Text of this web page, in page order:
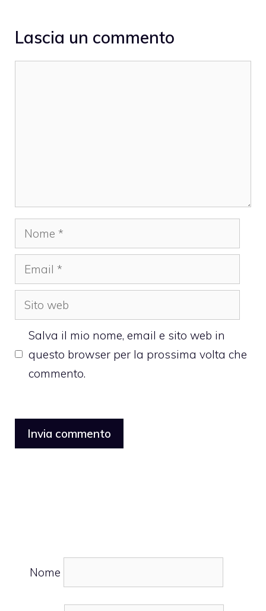
Lascia un commento
Nome
Email
Sito
web
Salva il mio nome, email e sito web in
questo browser per la prossima volta che
commento.
Nome